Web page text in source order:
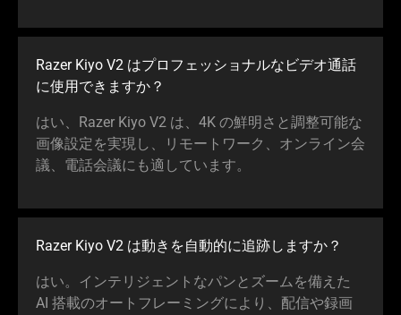
Razer Kiyo V2 はプロフェッショナルなビデオ通話
に使用できま すか ？
はい、Razer Kiyo V2 は、4K の鮮明さと調整可能な
画像設定を実現し、リモートワーク、オンライン会
議、電話会議にも適してい ます。
Razer Kiyo V2 は動きを自動的に追跡しま すか ？
はい。インテリジェントなパンとズームを備えた
AI 搭載のオートフレーミングにより、配信や録画